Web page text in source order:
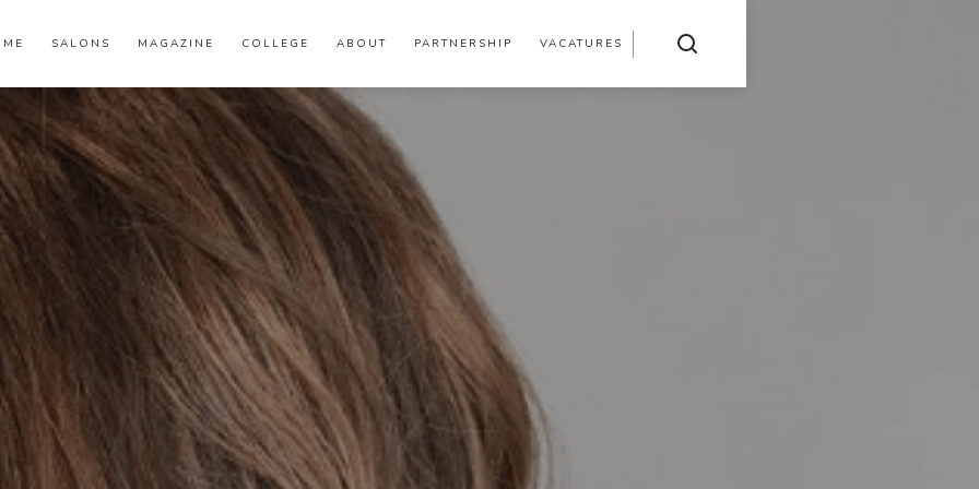
SALONS MAGAZINE COLLEGE ABOUT PARTNERSHIP VACATURES